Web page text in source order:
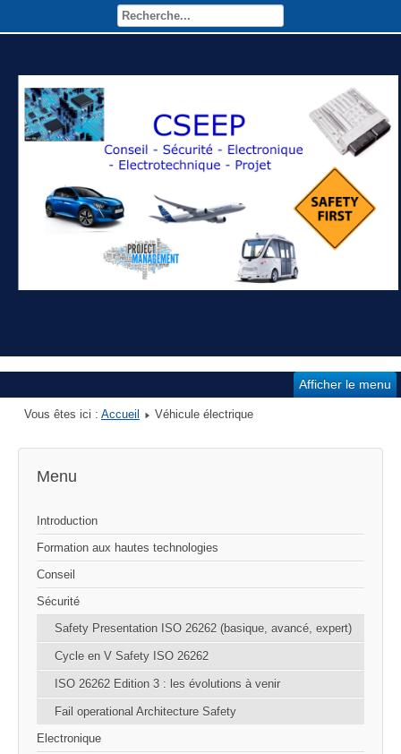
Afficher le menu
Vous êtes ici : Accueil Véhicule électrique
Menu
Introduction
Formation aux hautes technologies
Conseil
Sécurité
Safety Presentation ISO 26262 (basique, avancé, expert)
Cycle en V Safety ISO 26262
ISO 26262 Edition 3 : les évolutions à venir
Fail operational Architecture Safety
Electronique